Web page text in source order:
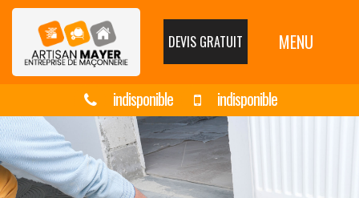
DEVIS GRATUIT MENU
indisponible indisponible